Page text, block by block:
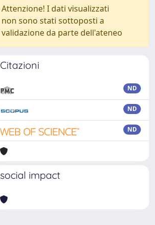
Attenzione! I dati visualizzati
non sono stati sottoposti a
validazione da parte dell'ateneo
Citazioni
ND
ND
ND
social impact